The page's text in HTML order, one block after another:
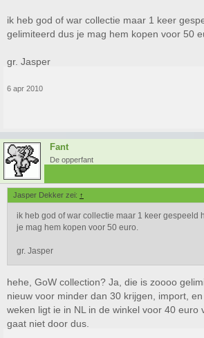
ik heb god of war collectie maar 1 keer
gelimiteerd dus je mag hem kopen voor 50
gr. Jasper
6 apr 2010
Fant
De opperfant
Jasper Dekker zei: ↑
ik heb god of war collectie maar 1 keer gespeeld
je mag hem kopen voor 50 euro.
gr. Jasper
hehe, GoW collection? Ja, die is zoooo
nieuw voor minder dan 30 krijgen, import,
weken ligt ie in NL in de winkel voor 40 euro
gaat niet door dus.